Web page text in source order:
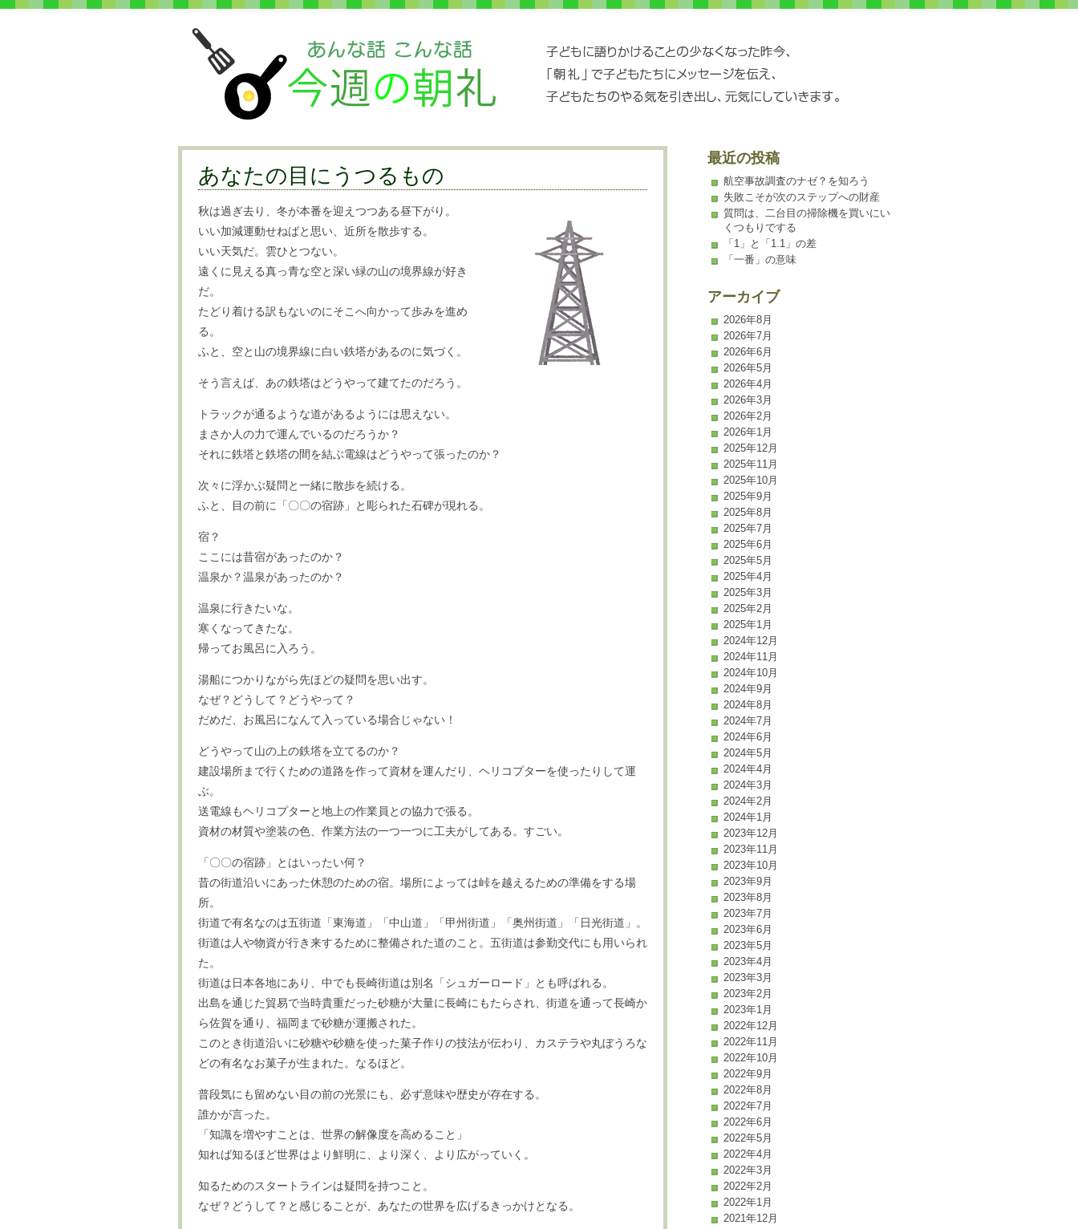
あなたの目にうつるもの
秋は過ぎ去り、冬が本番を迎えつつある昼下がり。
いい加減運動せねばと思い、近所を散歩する。
いい天気だ。雲ひとつない。
遠くに見える真っ青な空と深い緑の山の境界線が好き
だ。
たどり着ける訳もないのにそこへ向かって歩みを進め
る。
ふと、空と山の境界線に白い鉄塔があるのに気づく。
そう言えば、あの鉄塔はどうやって建てたのだろう。
トラックが通るような道があるようには思えない。
まさか人の力で運んでいるのだろうか？
それに鉄塔と鉄塔の間を結ぶ電線はどうやって張ったのか？
次々に浮かぶ疑問と一緒に散歩を続ける。
ふと、目の前に「〇〇の宿跡」と彫られた石碑が現れる。
宿？
ここには昔宿があったのか？
温泉か？温泉があったのか？
温泉に行きたいな。
寒くなってきたな。
帰ってお風呂に入ろう。
湯船につかりながら先ほどの疑問を思い出す。
なぜ？どうして？どうやって？
だめだ、お風呂になんて入っている場合じゃない！
どうやって山の上の鉄塔を立てるのか？
建設場所まで行くための道路を作って資材を運んだり、ヘリコプターを使ったりして運
ぶ。
送電線もヘリコプターと地上の作業員との協力で張る。
資材の材質や塗装の色、作業方法の一つ一つに工夫がしてある。すごい。
「〇〇の宿跡」とはいったい何？
昔の街道沿いにあった休憩のための宿。場所によっては峠を越えるための準備をする場
所。
街道で有名なのは五街道「東海道」「中山道」「甲州街道」「奥州街道」「日光街道」。
街道は人や物資が行き来するために整備された道のこと。五街道は参勤交代にも用いられ
た。
街道は日本各地にあり、中でも長崎街道は別名「シュガーロード」とも呼ばれる。
出島を通じた貿易で当時貴重だった砂糖が大量に長崎にもたらされ、街道を通って長崎か
ら佐賀を通り、福岡まで砂糖が運搬された。
このとき街道沿いに砂糖や砂糖を使った菓子作りの技法が伝わり、カステラや丸ぼうろな
どの有名なお菓子が生まれた。なるほど。
普段気にも留めない目の前の光景にも、必ず意味や歴史が存在する。
誰かが言った。
「知識を増やすことは、世界の解像度を高めること」
知れば知るほど世界はより鮮明に、より深く、より広がっていく。
知るためのスタートラインは疑問を持つこと。
なぜ？どうして？と感じることが、あなたの世界を広げるきっかけとなる。
最近の投稿
航空事故調査のナゼ？を知ろう
失敗こそが次のステップへの財産
質問は、二台目の掃除機を買いにい
くつもりでする
「1」と「1.1」の差
「一番」の意味
アーカイブ
2026年8月
2026年7月
2026年6月
2026年5月
2026年4月
2026年3月
2026年2月
2026年1月
2025年12月
2025年11月
2025年10月
2025年9月
2025年8月
2025年7月
2025年6月
2025年5月
2025年4月
2025年3月
2025年2月
2025年1月
2024年12月
2024年11月
2024年10月
2024年9月
2024年8月
2024年7月
2024年6月
2024年5月
2024年4月
2024年3月
2024年2月
2024年1月
2023年12月
2023年11月
2023年10月
2023年9月
2023年8月
2023年7月
2023年6月
2023年5月
2023年4月
2023年3月
2023年2月
2023年1月
2022年12月
2022年11月
2022年10月
2022年9月
2022年8月
2022年7月
2022年6月
2022年5月
2022年4月
2022年3月
2022年2月
2022年1月
2021年12月